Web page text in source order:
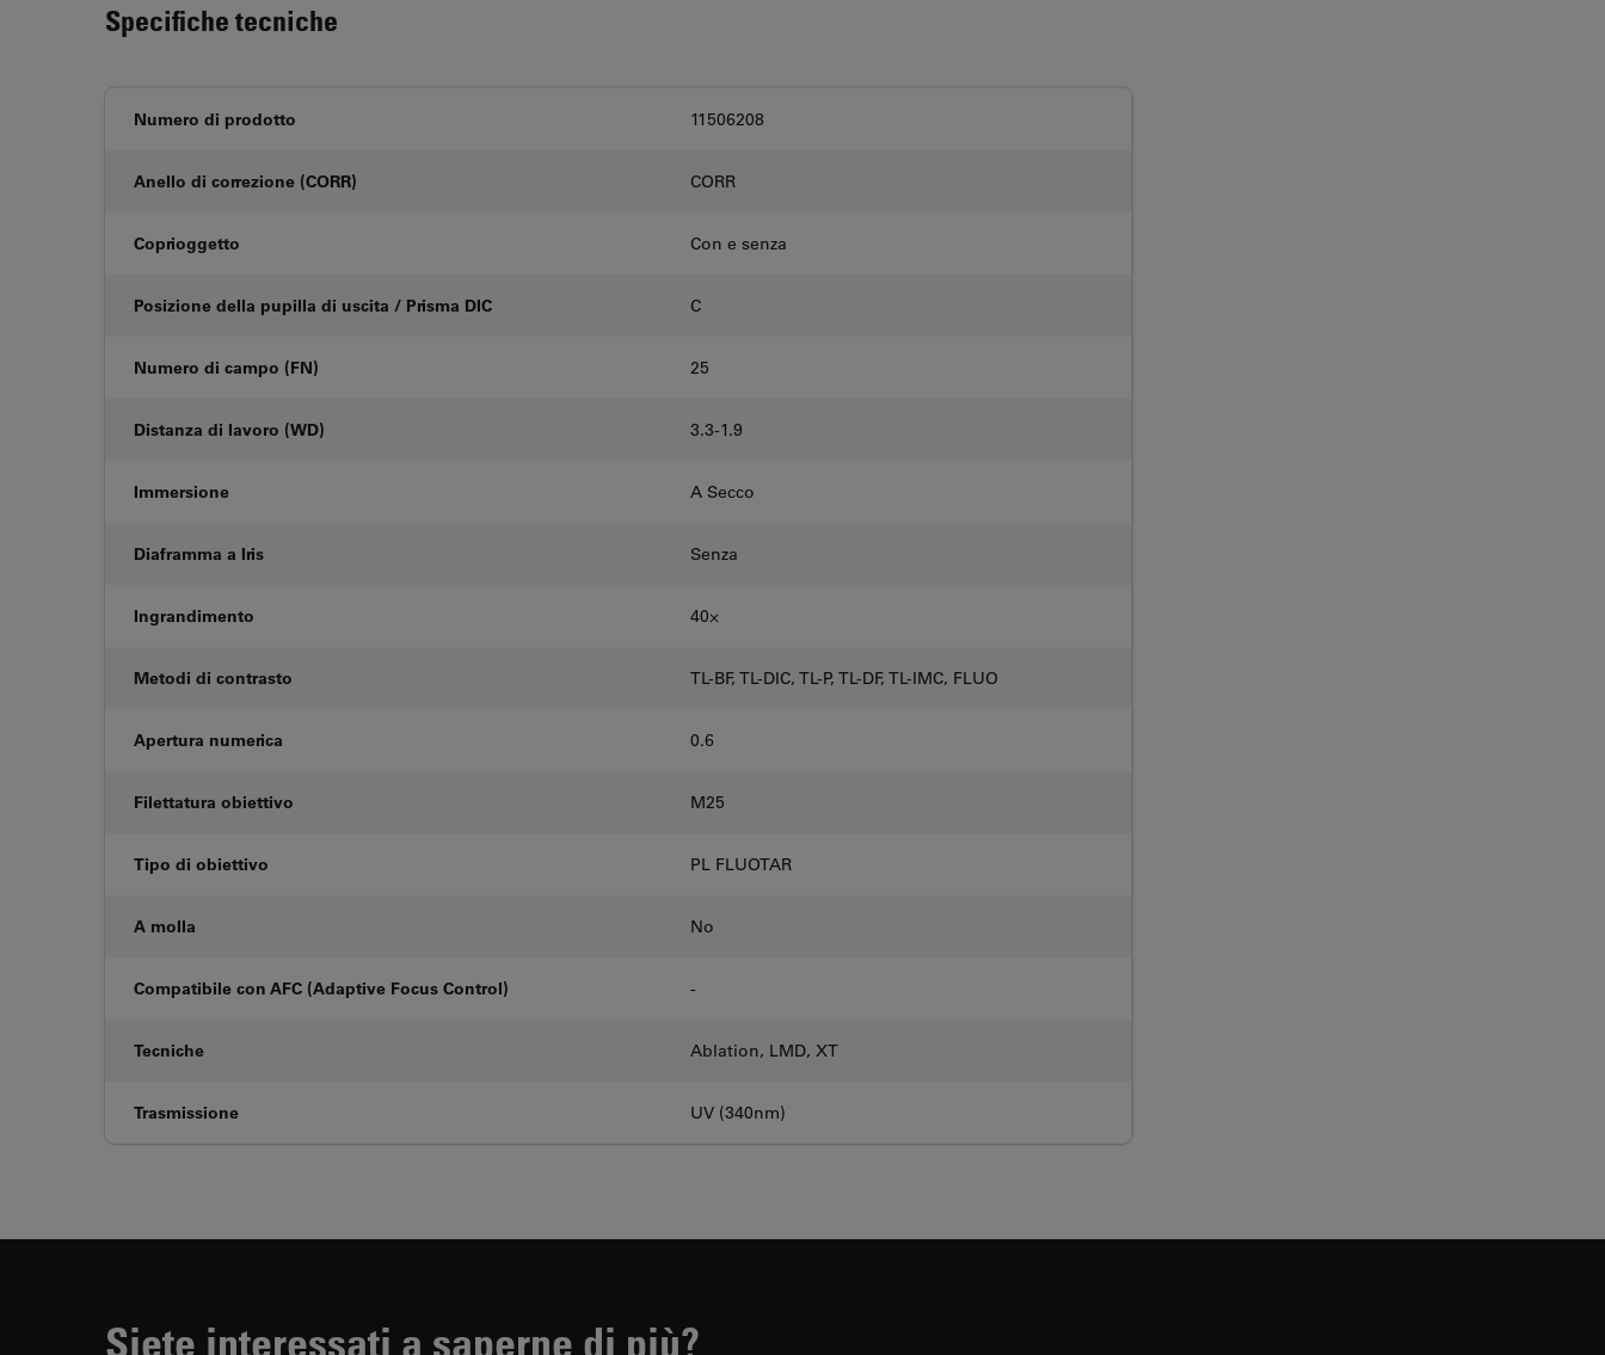
Specifiche tecniche
Numero di prodotto 11506208
Anello di correzione (CORR) CORR
Coprioggetto Con e senza
Posizione della pupilla di uscita / Prisma DIC C
Numero di campo (FN) 25
Distanza di lavoro (WD) 3.3-1.9
Immersione A Secco
Diaframma a Iris Senza
Ingrandimento 40⨉
Metodi di contrasto TL-BF, TL-DIC, TL-P, TL-DF, TL-IMC, FLUO
Apertura numerica 0.6
Filettatura obiettivo M25
Tipo di obiettivo PL FLUOTAR
A molla No
Compatibile con AFC (Adaptive Focus Control) -
Tecniche Ablation, LMD, XT
Trasmissione UV (340nm)
Siete interessati a saperne di più?